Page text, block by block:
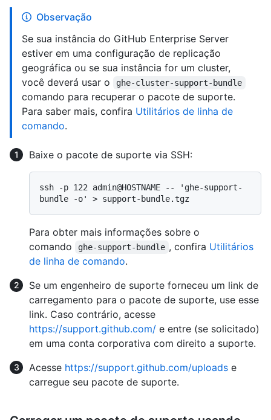
Observação
Se sua instância do GitHub Enterprise Server
estiver em uma configuração de replicação
geográfica ou se sua instância for um cluster,
você deverá usar o
ghe-cluster-support-bundle
comando para recuperar o pacote de suporte.
Para saber mais, confira Utilitários de linha de
comando.
Baixe o pacote de suporte via SSH:
ssh -p 122 admin@HOSTNAME -- 'ghe-support-
Para obter mais informações sobre o
comando
ghe-support-bundle , confira Utilitários
de linha de comando.
Se um engenheiro de suporte forneceu um link de
carregamento para o pacote de suporte, use esse
link. Caso contrário, acesse
https://support.github.com/ e entre (se solicitado)
em uma conta corporativa com direito a suporte.
Acesse https://support.github.com/uploads e
carregue seu pacote de suporte.